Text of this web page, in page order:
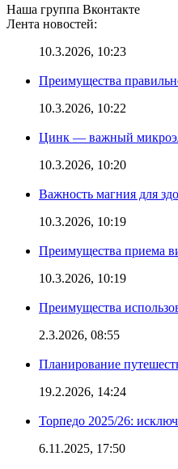
Наша группа Вконтакте
Лента новостей:
10.3.2026, 10:23
Преимущества
10.3.2026, 10:22
Цинк — важный
10.3.2026, 10:20
Важность магния для
10.3.2026, 10:19
Преимущества приема
10.3.2026, 10:19
Преимущества
2.3.2026, 08:55
Планирование
19.2.2026, 14:24
Торпедо 2025/26:
6.11.2025, 17:50